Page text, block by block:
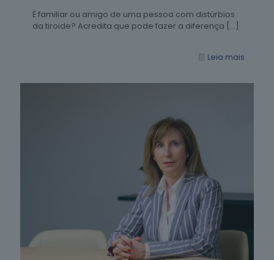
É familiar ou amigo de uma pessoa com distúrbios
da tiroide? Acredita que pode fazer a diferença […]
Leia mais